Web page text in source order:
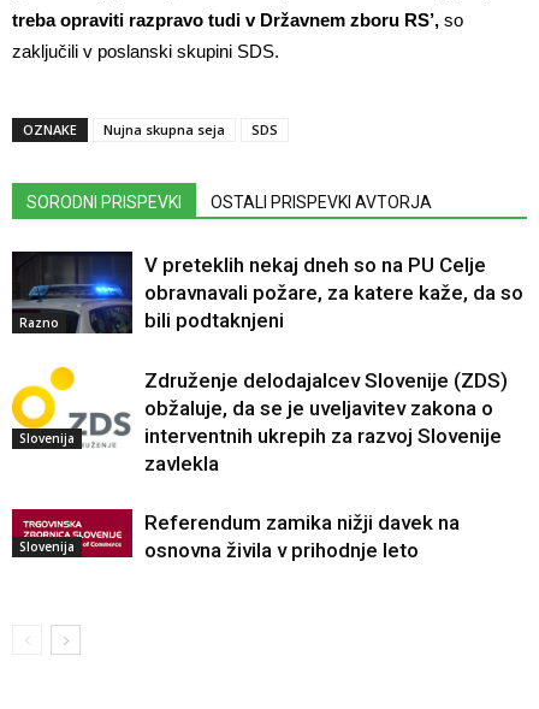
treba opraviti razpravo tudi v Državnem zboru RS’, so
zaključili v poslanski skupini SDS.
OZNAKE Nujna skupna seja SDS
SORODNI PRISPEVKI OSTALI PRISPEVKI AVTORJA
Razno
V preteklih nekaj dneh so na PU Celje
obravnavali požare, za katere kaže, da so
bili podtaknjeni
Slovenija
Združenje delodajalcev Slovenije (ZDS)
obžaluje, da se je uveljavitev zakona o
interventnih ukrepih za razvoj Slovenije
zavlekla
Slovenija
Referendum zamika nižji davek na
osnovna živila v prihodnje leto